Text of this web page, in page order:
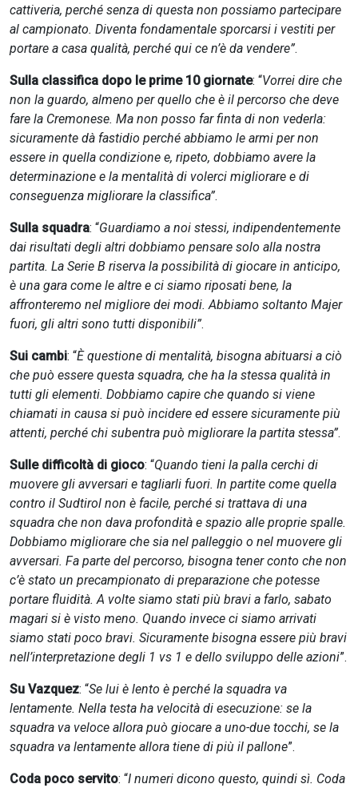
cattiveria, perché senza di questa non possiamo partecipare
al campionato. Diventa fondamentale sporcarsi i vestiti per
portare a casa qualità, perché qui ce n’è da vendere”.
Sulla classifica dopo le prime 10 giornate: “Vorrei dire che
non la guardo, almeno per quello che è il percorso che deve
fare la Cremonese. Ma non posso far finta di non vederla:
sicuramente dà fastidio perché abbiamo le armi per non
essere in quella condizione e, ripeto, dobbiamo avere la
determinazione e la mentalità di volerci migliorare e di
conseguenza migliorare la classifica”.
Sulla squadra: “Guardiamo a noi stessi, indipendentemente
dai risultati degli altri dobbiamo pensare solo alla nostra
partita. La Serie B riserva la possibilità di giocare in anticipo,
è una gara come le altre e ci siamo riposati bene, la
affronteremo nel migliore dei modi. Abbiamo soltanto Majer
fuori, gli altri sono tutti disponibili”.
Sui cambi: “È questione di mentalità, bisogna abituarsi a ciò
che può essere questa squadra, che ha la stessa qualità in
tutti gli elementi. Dobbiamo capire che quando si viene
chiamati in causa si può incidere ed essere sicuramente più
attenti, perché chi subentra può migliorare la partita stessa”.
Sulle difficoltà di gioco: “Quando tieni la palla cerchi di
muovere gli avversari e tagliarli fuori. In partite come quella
contro il Sudtirol non è facile, perché si trattava di una
squadra che non dava profondità e spazio alle proprie spalle.
Dobbiamo migliorare che sia nel palleggio o nel muovere gli
avversari. Fa parte del percorso, bisogna tener conto che non
c’è stato un precampionato di preparazione che potesse
portare fluidità. A volte siamo stati più bravi a farlo, sabato
magari si è visto meno. Quando invece ci siamo arrivati
siamo stati poco bravi. Sicuramente bisogna essere più bravi
nell’interpretazione degli 1 vs 1 e dello sviluppo delle azioni”.
Su Vazquez: “Se lui è lento è perché la squadra va
lentamente. Nella testa ha velocità di esecuzione: se la
squadra va veloce allora può giocare a uno-due tocchi, se la
squadra va lentamente allora tiene di più il pallone”.
Coda poco servito: “I numeri dicono questo, quindi sì. Coda